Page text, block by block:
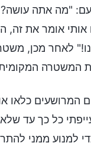
"מה אתה
אומר את זה,
לאחר מכן,
המשטרה
כלאו
כל כך עד
למנוע ממני